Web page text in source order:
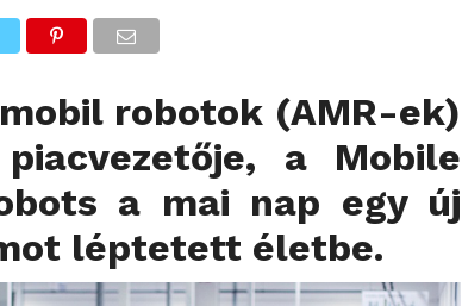
robotok (AMR-ek)
a Mobile
a mai nap egy új
léptetett életbe.